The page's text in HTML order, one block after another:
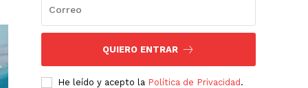
QUIERO ENTRAR
He leído y acepto la Política de Privacidad .